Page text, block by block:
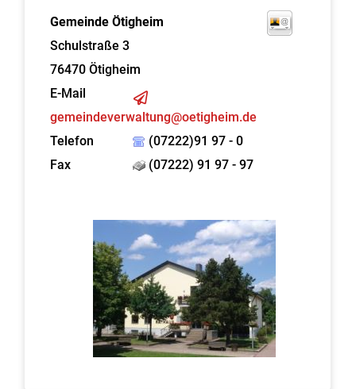
Gemeinde Ötigheim
Schulstraße 3
76470 Ötigheim
E-Mail
gemeindeverwaltung@oetigheim.de
Telefon
(07222)91 97 - 0
Fax
(07222) 91 97 - 97